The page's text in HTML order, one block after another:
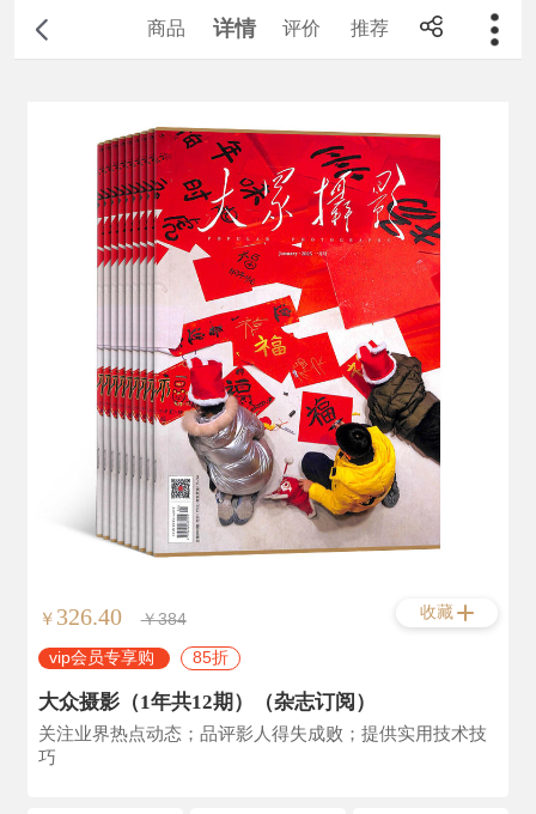
商品 详情 评价 推荐
￥ 326.40 ￥384 收藏
vip会员专享购 85折
大众摄影（1年共12期）（杂志订阅）
关注业界热点动态；品评影人得失成败；提供实用技术技
巧